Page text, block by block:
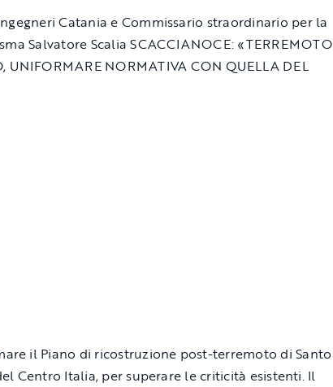
Catania e Commissario straordinario per la
Salvatore Scalia SCACCIANOCE: «TERREMOTO
UNIFORMARE NORMATIVA CON QUELLA DEL
il Piano di ricostruzione post-terremoto di Santo
Centro Italia, per superare le criticità esistenti. Il